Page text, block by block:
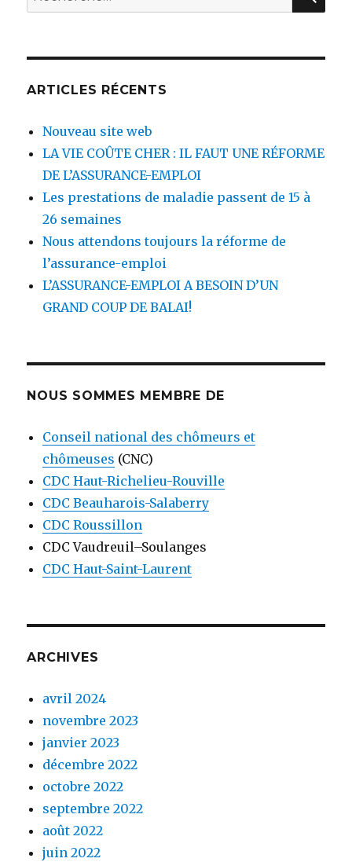
pour
ARTICLES RÉCENTS
Nouveau site web
LA VIE COÛTE CHER : IL FAUT UNE RÉFORME
DE L’ASSURANCE-EMPLOI
Les prestations de maladie passent de 15 à
26 semaines
Nous attendons toujours la réforme de
l’assurance-emploi
L’ASSURANCE-EMPLOI A BESOIN D’UN
GRAND COUP DE BALAI!
NOUS SOMMES MEMBRE DE
Conseil national des chômeurs et
chômeuses (CNC)
CDC Haut-Richelieu-Rouville
CDC Beauharois-Salaberry
CDC Roussillon
CDC Vaudreuil–Soulanges
CDC Haut-Saint-Laurent
ARCHIVES
avril 2024
novembre 2023
janvier 2023
décembre 2022
octobre 2022
septembre 2022
août 2022
juin 2022